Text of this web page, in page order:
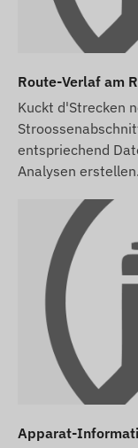
Route-Verlaf am
Kuckt d'Strecken
entspriechend
Analysen erstellen.
Apparat-